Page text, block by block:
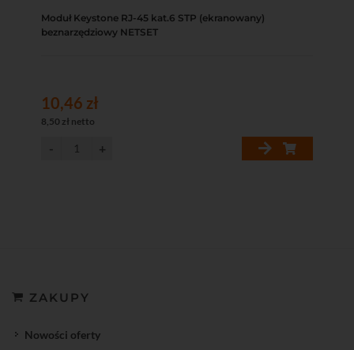
Moduł Keystone RJ-45 kat.6 STP (ekranowany)
beznarzędziowy NETSET
10,46 zł
8,50 zł netto
ZAKUPY
Nowości oferty